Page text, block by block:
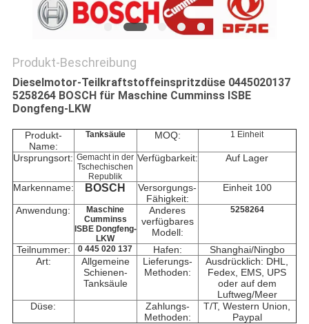
Produkt-Beschreibung
Dieselmotor-Teilkraftstoffeinspritzdüse 0445020137
5258264 BOSCH für Maschine Cumminss ISBE
Dongfeng-LKW
Produkt-
Name:
Tanksäule MOQ: 1 Einheit
Ursprungsort: Gemacht in der
Tschechischen
Republik
Verfügbarkeit: Auf Lager
Markenname: BOSCH
Versorgungs-
Fähigkeit:
Einheit 100
Anwendung:
Maschine
Cumminss
ISBE Dongfeng-
LKW
Anderes
verfügbares
Modell:
5258264
Teilnummer: 0 445 020 137 Hafen:
Shanghai/Ningbo
Art:
Allgemeine
Schienen-
Tanksäule
Lieferungs-
Methoden:
Ausdrücklich: DHL,
Fedex, EMS, UPS
oder auf dem
Luftweg/Meer
Düse:
Zahlungs-
Methoden:
T/T, Western Union,
Paypal